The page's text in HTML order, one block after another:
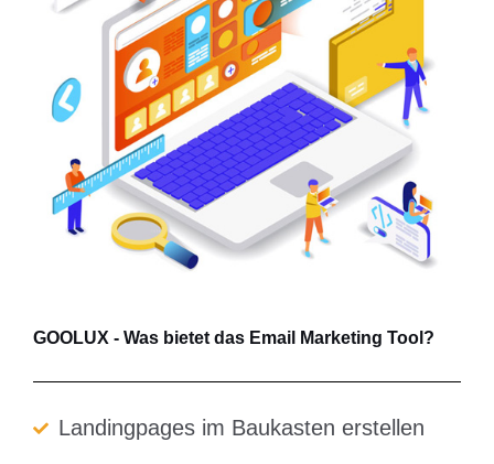
GOOLUX - Was bietet das Email Marketing Tool?
Landingpages im Baukasten erstellen